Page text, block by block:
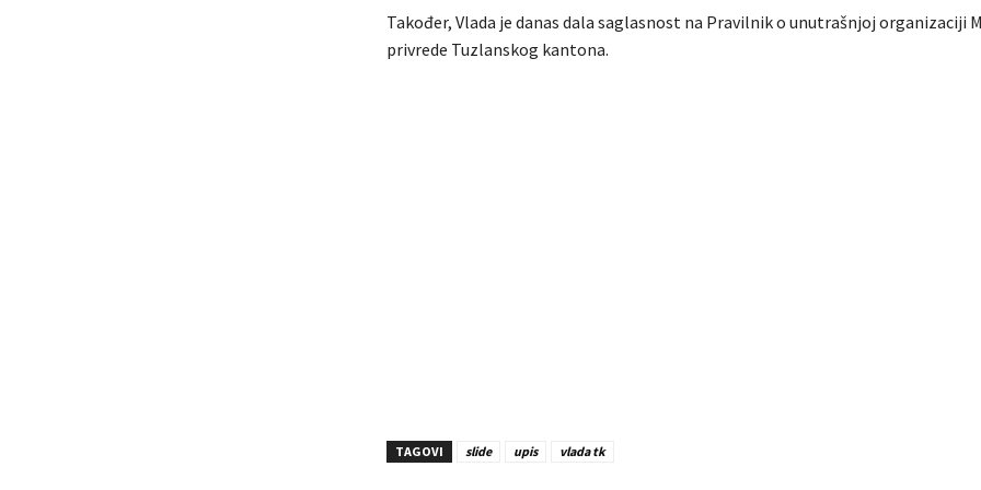
Također, Vlada je danas dala saglasnost na Pravilnik o unutrašnjoj organizaciji
privrede Tuzlanskog kantona.
TAGOVI slide upis vlada tk